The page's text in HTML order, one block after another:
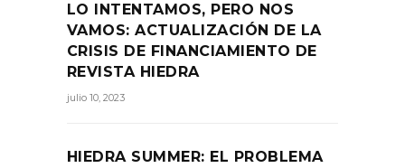
LO INTENTAMOS, PERO NOS
VAMOS: ACTUALIZACIÓN DE LA
CRISIS DE FINANCIAMIENTO DE
REVISTA HIEDRA
julio 10, 2023
HIEDRA SUMMER: EL PROBLEMA